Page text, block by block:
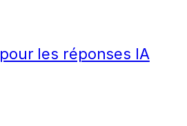
les réponses IA